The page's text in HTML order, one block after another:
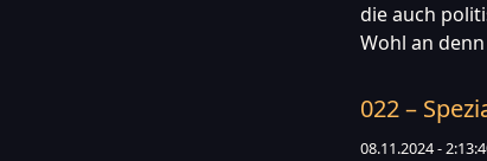
die auch
Wohl an
022 –
08.11.2024 -